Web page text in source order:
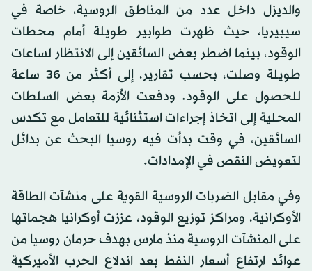
والديزل داخل عدد من المناطق الروسية، خاصة في
سيبيريا، حيث ظهرت طوابير طويلة أمام محطات
الوقود، بينما اضطر بعض السائقين إلى الانتظار لساعات
طويلة وصلت، بحسب تقارير، إلى أكثر من 36 ساعة
للحصول على الوقود. ودفعت الأزمة بعض السلطات
المحلية إلى اتخاذ إجراءات استثنائية للتعامل مع تكدس
السائقين، في وقت بدأت فيه روسيا البحث عن بدائل
لتعويض النقص في الإمدادات.
وفي مقابل الضربات الروسية القوية على منشآت الطاقة
الأوكرانية، ومراكز توزيع الوقود، عززت أوكرانيا هجماتها
على المنشآت الروسية منذ مارس بهدف حرمان روسيا من
عوائد ارتفاع أسعار النفط بعد اندلاع الحرب الأميركية